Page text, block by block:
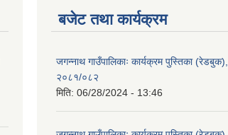
बजेट तथा कार्यक्रम
जगन्नाथ गाउँपालिकाः कार्यक्रम पुस्तिका (रेडबुक),
२०८१/०८२
मिति: 06/28/2024 - 13:46